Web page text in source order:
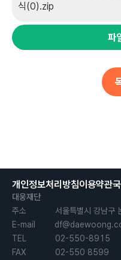
식(0).zip
파
개인정보처리방침이용약관
대웅재단
주소            서울특별시 강남구
E-mail
TEL            02-550-8915
FAX            02-550 8599